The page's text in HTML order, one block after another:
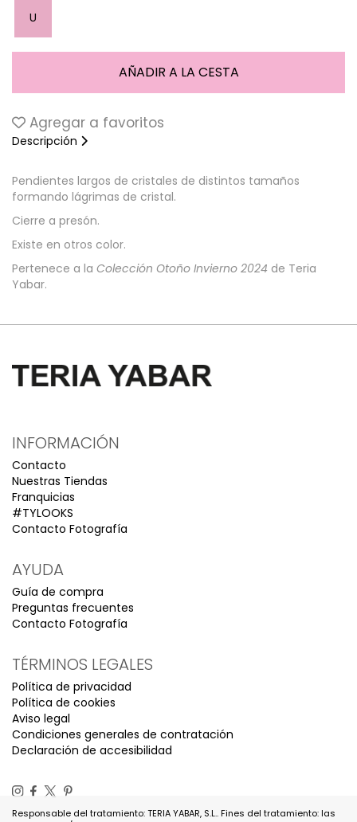
U
Agregar a favoritos
Descripción
Pendientes largos de cristales de distintos tamaños
formando lágrimas de cristal.
Cierre a presón.
Existe en otros color.
Pertenece a la Colección Otoño Invierno 2024 de Teria
Yabar.
INFORMACIÓN
Contacto
Nuestras Tiendas
Franquicias
#TYLOOKS
Contacto Fotografía
AYUDA
Guía de compra
Preguntas frecuentes
Contacto Fotografía
TÉRMINOS LEGALES
Política de privacidad
Política de cookies
Aviso legal
Condiciones generales de contratación
Declaración de accesibilidad
Responsable del tratamiento: TERIA YABAR, S.L.. Fines del tratamiento: las